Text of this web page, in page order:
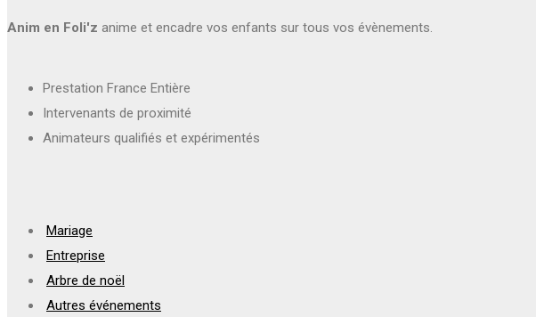
Anim en Foli'z anime et encadre vos enfants sur tous vos évènements.
Prestation France Entière
Intervenants de proximité
Animateurs qualifiés et expérimentés
Mariage
Entreprise
Arbre de noël
Autres événements